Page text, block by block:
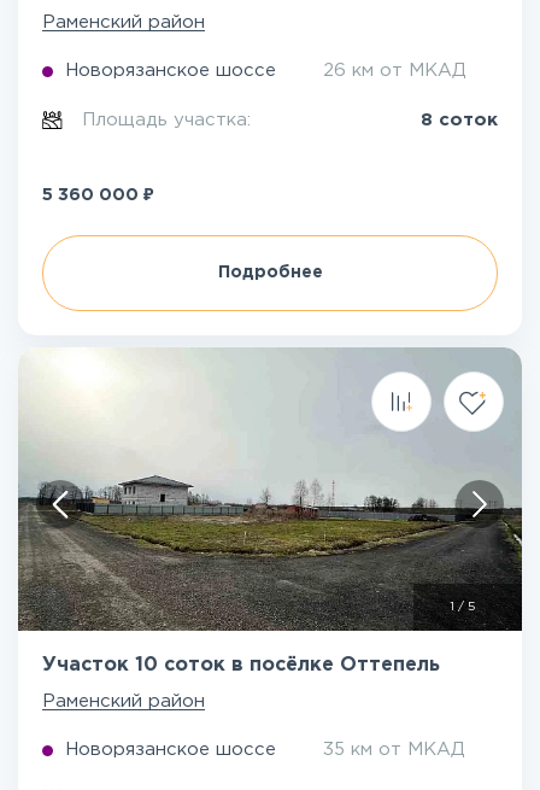
Раменский район
Новорязанское шоссе 26 км от МКАД
Площадь участка: 8 соток
5 360 000 ₽
Подробнее
/ 5
Участок 10 соток в посёлке Оттепель
Раменский район
Новорязанское шоссе 35 км от МКАД